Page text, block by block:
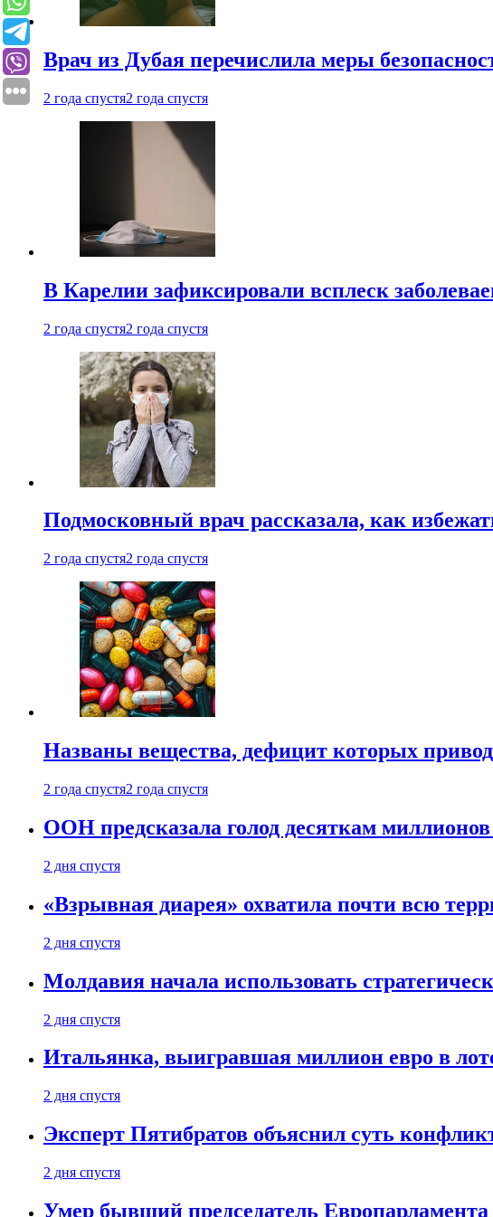
Врач из Дубая перечислила меры
2 года спустя2 года спустя
В Карелии зафиксировали всплеск
2 года спустя2 года спустя
Подмосковный врач рассказала, как
2 года спустя2 года спустя
Названы вещества, дефицит которых
2 года спустя2 года спустя
ООН предсказала голод десяткам миллионов
2 дня спустя
«Взрывная диарея» охватила почти всю
2 дня спустя
Молдавия начала использовать
2 дня спустя
Итальянка, выигравшая миллион евро в
2 дня спустя
Эксперт Пятибратов объяснил суть
2 дня спустя
Умер бывший председатель